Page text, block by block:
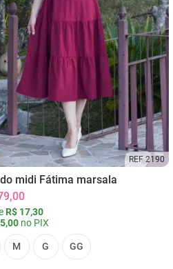
REF 2190
midi Fátima marsala
R$ 17,30
no PIX
M G GG